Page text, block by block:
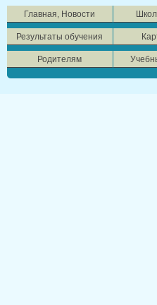
Главная, Новости
Результаты обучения
Родителям